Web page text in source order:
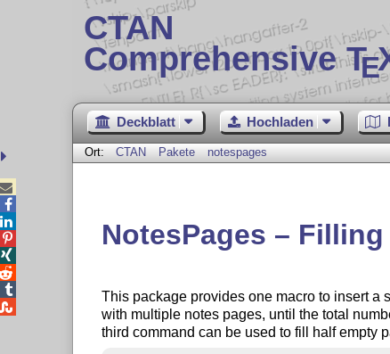
CTAN
Comprehensive TE
Deckblatt Hochladen
Ort: CTAN Pakete notespages
NotesPages –
This package provides one macro to insert a
with multiple notes pages, until the total
third command can be used to fill half empty




